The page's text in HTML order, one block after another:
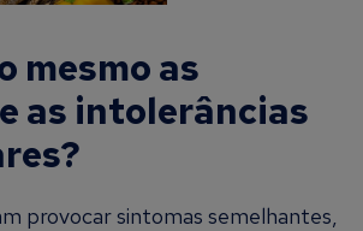
mesmo as
as intolerâncias
provocar sintomas semelhantes,